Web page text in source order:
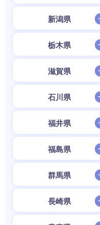
新潟県
栃木県
滋賀県
石川県
福井県
福島県
群馬県
長崎県